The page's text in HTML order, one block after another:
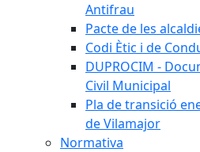
Antifrau
Pacte de les
Codi Ètic i de
DUPROCIM -
Civil Municipal
Pla de transició
de Vilamajor
Normativa